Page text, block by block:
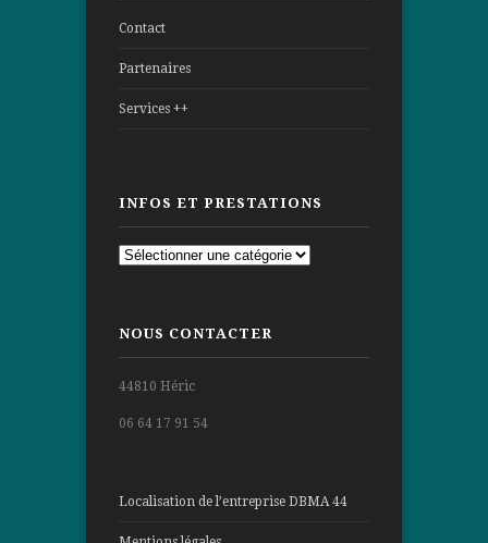
Contact
Partenaires
Services ++
INFOS ET PRESTATIONS
Infos
NOUS CONTACTER
44810 Héric
06 64 17 91 54
Localisation de l’entreprise DBMA 44